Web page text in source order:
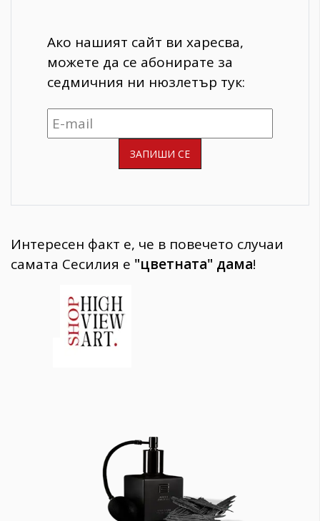
Ако нашият сайт ви харесва,
можете да се абонирате за
седмичния ни нюзлетър тук:
Интересен факт е, че в повечето случаи
самата Сесилия е "цветната" дама!